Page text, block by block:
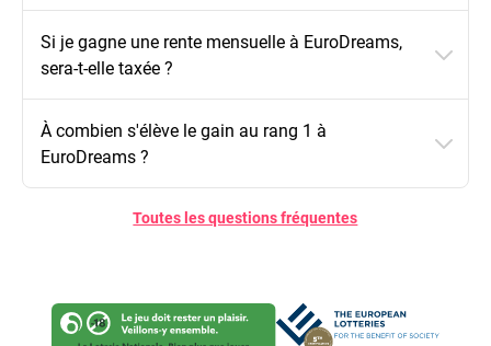
Si je gagne une rente mensuelle à EuroDreams,
sera-t-elle taxée ?
À combien s'élève le gain au rang 1 à
EuroDreams ?
Toutes les questions fréquentes